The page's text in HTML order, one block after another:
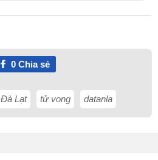
0Chia sẻ
Đà Lạt tử vong datanla